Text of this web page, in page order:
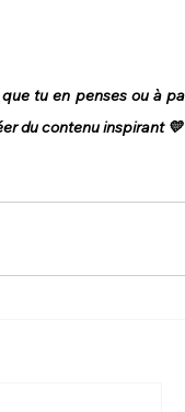
tu en penses ou à
du contenu inspirant 💛